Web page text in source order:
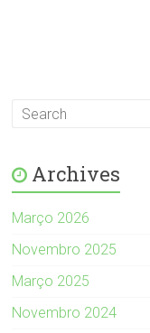
Archives
Março 2026
Novembro 2025
Março 2025
Novembro 2024